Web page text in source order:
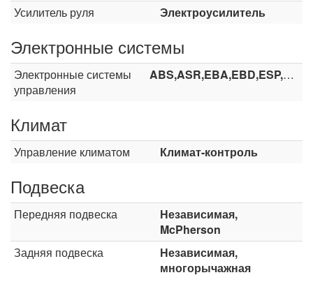
Усилитель руля Электроусилитель
Электронные системы
Электронные системы
управления
ABS,ASR,EBA,EBD,ESP,HHC
Климат
Управление климатом Климат-контроль
Подвеска
Передняя подвеска
Независимая,
McPherson
Задняя подвеска
Независимая,
многорычажная